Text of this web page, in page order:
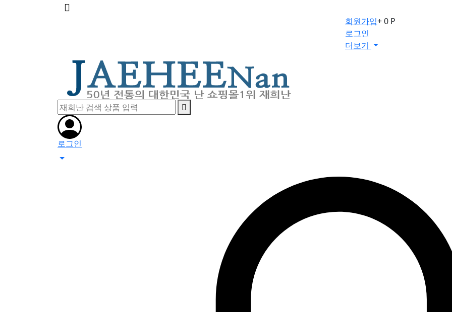
메
회원가입+ 0 P
로그인
더보기
로그인